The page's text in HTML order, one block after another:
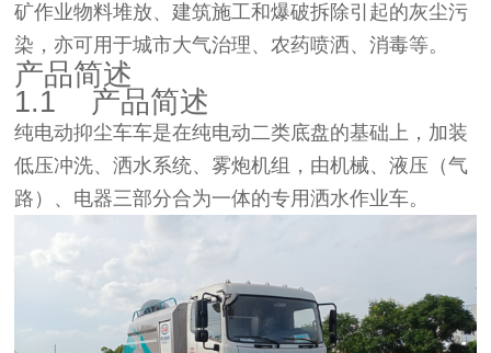
矿作业物料堆放、建筑施工和爆破拆除引起的灰尘污
染，亦可用于城市大气治理、农药喷洒、消毒等。
产品简述
1.1 产品简述
纯电动抑尘车车是在纯电动二类底盘的基础上，加装
低压冲洗、洒水系统、雾炮机组，由机械、液压（气
路）、电器三部分合为一体的专用洒水作业车。